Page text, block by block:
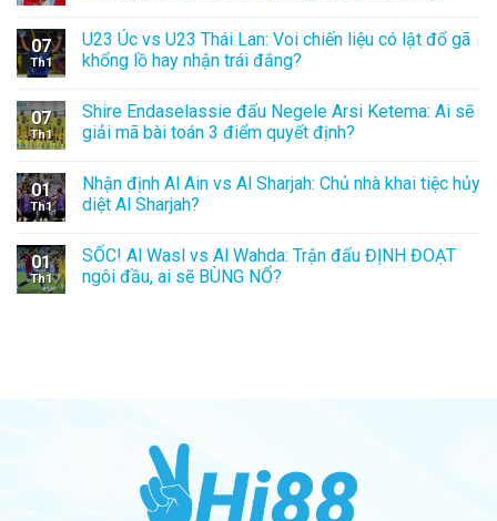
07
Th1
U23 Úc vs U23 Thái Lan: Voi chiến liệu có lật đổ gã
khổng lồ hay nhận trái đắng?
07
Th1
Shire Endaselassie đấu Negele Arsi Ketema: Ai sẽ
giải mã bài toán 3 điểm quyết định?
01
Th1
Nhận định Al Ain vs Al Sharjah: Chủ nhà khai tiệc hủy
diệt Al Sharjah?
01
Th1
SỐC! Al Wasl vs Al Wahda: Trận đấu ĐỊNH ĐOẠT
ngôi đầu, ai sẽ BÙNG NỔ?